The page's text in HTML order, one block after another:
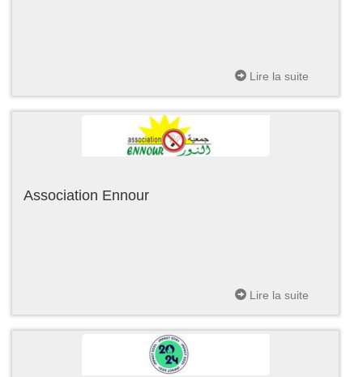
Lire la suite
Association Ennour
Lire la suite